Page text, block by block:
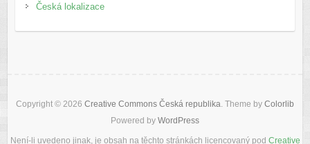
Česká lokalizace
Copyright © 2026 Creative Commons Česká republika . Theme by Colorlib
Powered by WordPress
Není-li uvedeno jinak, je obsah na těchto stránkách licencovaný pod Creative